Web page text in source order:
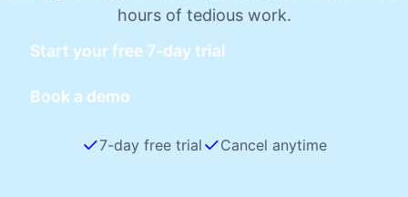
hours of tedious work.
Start your free 7-day trial
Book a demo
7-day free trial Cancel anytime